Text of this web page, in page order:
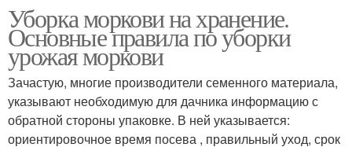
Уборка моркови на хранение.
Основные правила по уборки
урожая моркови
Зачастую, многие производители семенного материала,
указывают необходимую для дачника информацию с
обратной стороны упаковке. В ней указывается:
ориентировочное время посева , правильный уход, срок